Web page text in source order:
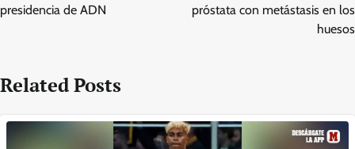
presidencia de ADN
próstata con metástasis en los
huesos
Related Posts